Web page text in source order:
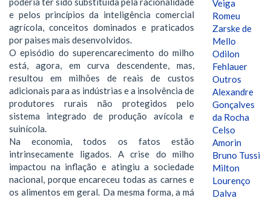
e pelos princípios da inteligência comercial
agrícola, conceitos dominados e praticados
por paises mais desenvolvidos.
O episódio do superencarecimento do milho
está, agora, em curva descendente, mas,
resultou em milhões de reais de custos
adicionais para as indústrias e a insolvência de
produtores rurais não protegidos pelo
sistema integrado de produção avícola e
suinícola.
Na economia, todos os fatos estão
intrinsecamente ligados. A crise do milho
impactou na inflação e atingiu a sociedade
nacional, porque encareceu todas as carnes e
os alimentos em geral. Da mesma forma, a má
Veiga
Romeu
Zarske de
Mello
Odilon
Fehlauer
Outros
Alexandre
Gonçalves
da Rocha
Celso
Amorin
Bruno Tussi
Milton
Lourenço
Dalva